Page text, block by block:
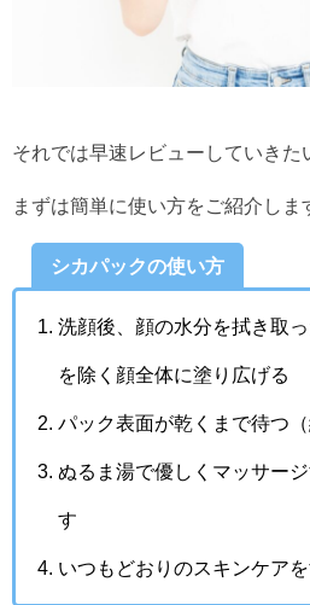
それでは早速レビューしていきた
まずは簡単に使い方をご紹介しま
シカパックの使い方
洗顔後、顔の水分を拭き取
を除く顔全体に塗り広げる
パック表面が乾くまで待つ（
ぬるま湯で優しくマッサー
す
いつもどおりのスキンケア